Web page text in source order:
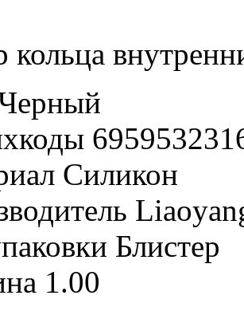
кольца
Силикон
Блистер
1.00